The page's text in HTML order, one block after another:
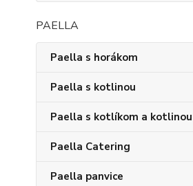
PAELLA
Paella s horákom
Paella s kotlinou
Paella s kotlíkom a kotlinou
Paella Catering
Paella panvice